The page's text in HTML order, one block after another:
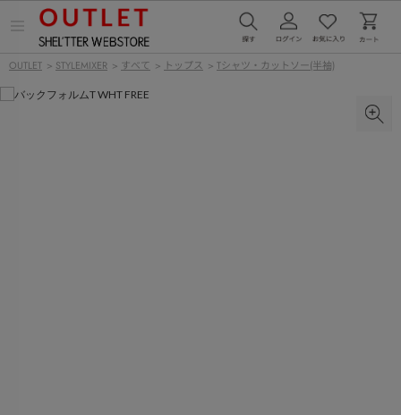
ー
を
開
OUTLET > STYLEMIXER > すべて > トップス > Tシャツ・カットソー(半袖)